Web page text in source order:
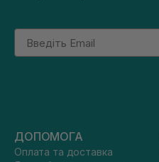
Email
ДОПОМОГА
Оплата та доставка